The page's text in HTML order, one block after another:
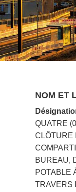
NOM ET
QUATRE
CLÔTURE
BUREAU,
POTABLE
TRAVERS